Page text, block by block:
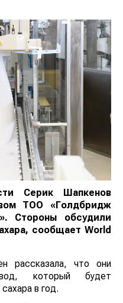
Серик Шапкенов
ТОО «Голдбридж
Стороны обсудили
сообщает World
рассказала, что они
который будет
в год.